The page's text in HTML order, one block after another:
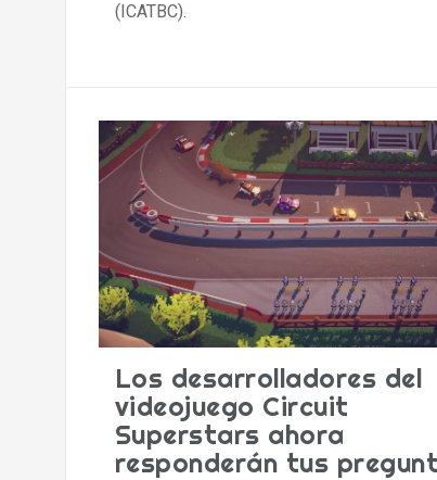
(ICATBC).
Los desarrolladores del
videojuego Circuit
Superstars ahora
responderán tus